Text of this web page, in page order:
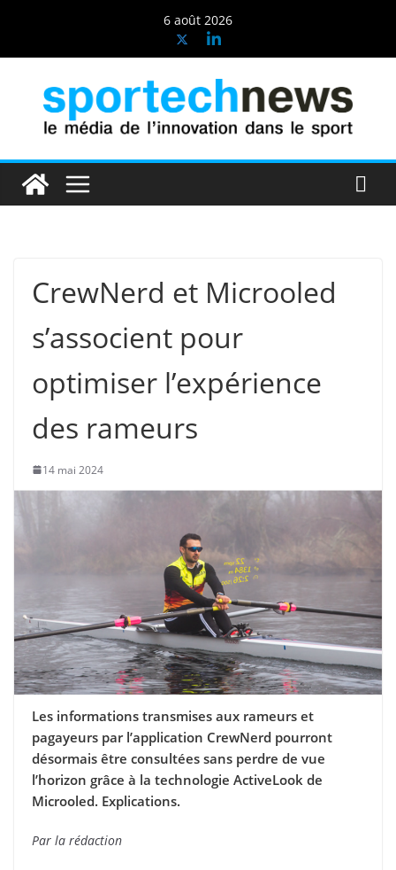
contenu
6 août 2026
CrewNerd et Microoled
s’associent pour
optimiser l’expérience
des rameurs
14 mai 2024
Les informations transmises aux rameurs et
pagayeurs par l’application CrewNerd pourront
désormais être consultées sans perdre de vue
l’horizon grâce à la technologie ActiveLook de
Microoled. Explications.
Par la rédaction